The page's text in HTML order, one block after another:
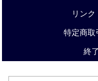
リン
特定商取
終